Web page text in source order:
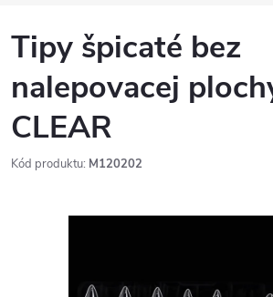
Tipy špicaté bez
nalepovacej
CLEAR
Kód produktu: M120202